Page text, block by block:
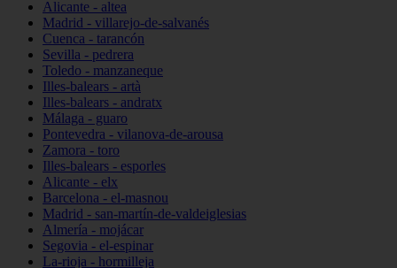
Alicante - altea
Madrid - villarejo-de-salvanés
Cuenca - tarancón
Sevilla - pedrera
Toledo - manzaneque
Illes-balears - artà
Illes-balears - andratx
Málaga - guaro
Pontevedra - vilanova-de-arousa
Zamora - toro
Illes-balears - esporles
Alicante - elx
Barcelona - el-masnou
Madrid - san-martín-de-valdeiglesias
Almería - mojácar
Segovia - el-espinar
La-rioja - hormilleja